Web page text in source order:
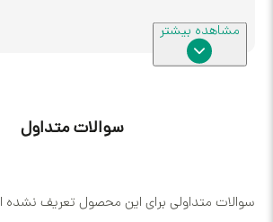
سوالات متداول
برای این محصول تعریف نشده است.